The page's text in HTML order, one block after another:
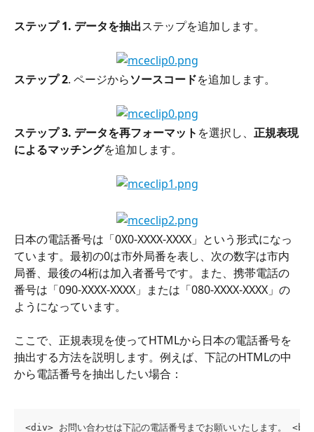
ステップ 1. データを抽出ステップを追加します。
ステップ 2. ページからソースコードを追加します。
ステップ 3. データを再フォーマット を選択し、 正規表現
によるマッチングを追加します。
日本の電話番号は「0X0-XXXX-XXXX」という形式になっ
ています。最初の0は市外局番を表し、次の数字は市内
局番、最後の4桁は加入者番号です。また、携帯電話の
番号は「090-XXXX-XXXX」または「080-XXXX-XXXX」の
ようになっています。
ここで、正規表現を使ってHTMLから日本の電話番号を
抽出する方法を説明します。例えば、下記のHTMLの中
から電話番号を抽出したい場合：
<div> お問い合わせは下記の電話番号までお願いいたします